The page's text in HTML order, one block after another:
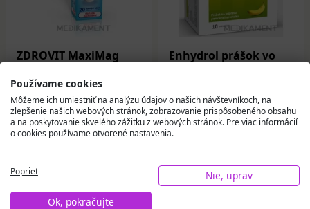
ZDROVIT MaxiMag
mg) + VITAMÍN B6
šumivé tablety 20 ks
5,07 €
Na sklade
Enhydrol prášok vo
6,50 €
Do košíka
Používame cookies
Môžeme ich umiestniť na analýzu údajov o našich návštevníkoch, na
zlepšenie našich webových stránok, zobrazovanie prispôsobeného obsahu
a na poskytovanie skvelého zážitku z webových stránok. Pre viac informácií
o cookies používame otvorené nastavenia.
Poprieť
Nie, uprav
Ok, pokračujte